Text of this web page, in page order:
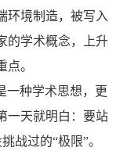
环境制造，被写入
的学术概念，上升
。
一种学术思想，更
一天就明白：要站
战过的“极限”。